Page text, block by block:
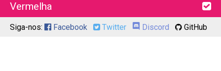
Vermelha
Siga-nos: Facebook Twitter Discord GitHub